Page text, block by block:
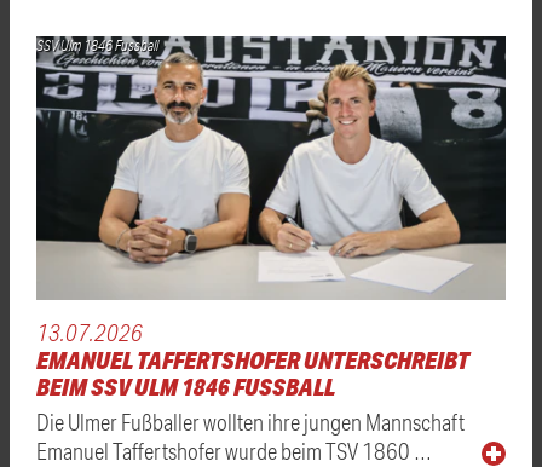
SSV Ulm 1846 Fussball
13.07.2026
EMANUEL TAFFERTSHOFER UNTERSCHREIBT
BEIM SSV ULM 1846 FUSSBALL
Die Ulmer Fußballer wollten ihre jungen Mannschaft
Emanuel Taffertshofer wurde beim TSV 1860 …